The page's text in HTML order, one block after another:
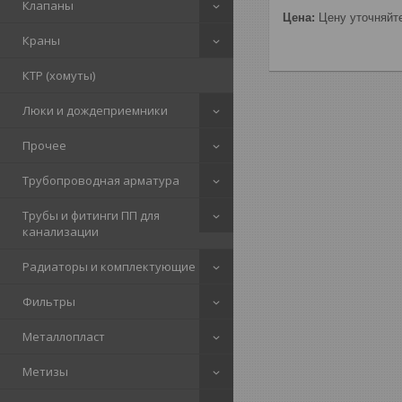
Клапаны
Краны
КТР (хомуты)
Люки и дождеприемники
Прочее
Трубопроводная арматура
Трубы и фитинги ПП для
канализации
Радиаторы и комплектующие
Фильтры
Металлопласт
Метизы
Цена: Цену